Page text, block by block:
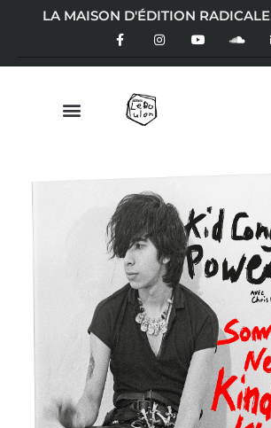
LA MAISON D'ÉDITION